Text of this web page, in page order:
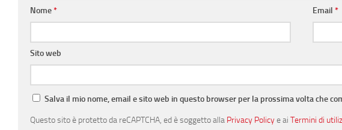
Nome* Email*
Sito web
Salva il mio nome, email e sito web in questo browser per la prossima volta che
Questo sito è protetto da reCAPTCHA, ed è soggetto alla Privacy Policye ai Termini di